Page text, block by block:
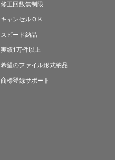
修正回数無制限
キャンセルＯＫ
スピード納品
実績1万件以上
希望のファイル形式納品
商標登録サポート